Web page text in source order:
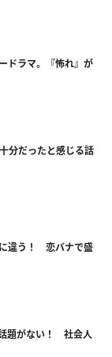
ドラマ。『怖れ』が
分だったと感じる話
に違う！ 恋バナで盛
題がない！ 社会人